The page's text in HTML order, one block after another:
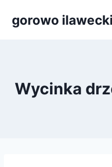
gorowo
Wycinka